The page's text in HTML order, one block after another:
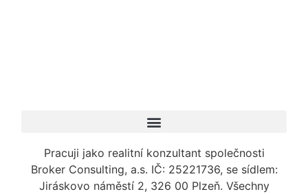
Pracuji jako realitní konzultant společnosti
Broker Consulting, a.s. IČ: 25221736, se sídlem:
Jiráskovo náměstí 2, 326 00 Plzeň. Všechny